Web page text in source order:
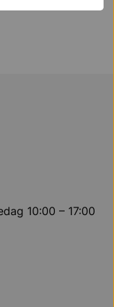
10:00 – 17:00